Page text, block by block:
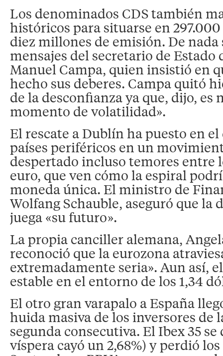
Los denominados CDS también
históricos para situarse en
diez millones de emisión. De
mensajes del secretario de Estado
Manuel Campa, quien insistió en
hecho sus deberes. Campa quitó
de la desconfianza ya que, dijo, es
momento de volatilidad».
El rescate a Dublín ha puesto en
países periféricos en un
despertado incluso temores entre
euro, que ven cómo la espiral
moneda única. El ministro de
Wolfang Schauble, aseguró que la
juega «su futuro».
La propia canciller alemana,
reconoció que la eurozona
extremadamente seria». Aun así,
estable en el entorno de los 1,34
El otro gran varapalo a España
huida masiva de los inversores de
segunda consecutiva. El Ibex 35 se
víspera cayó un 2,68%) y perdió